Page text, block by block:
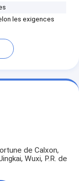
les exigences
de Calxon,
Wuxi, P.R. de